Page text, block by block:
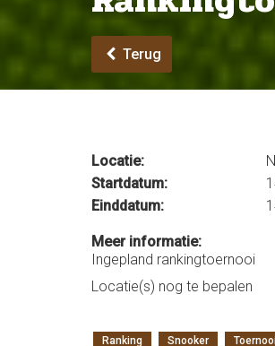
Terug
Locatie:
Startdatum:
Einddatum:
Meer informatie:
Ingepland rankingtoernooi
Locatie(s) nog te bepalen
Ranking Snooker